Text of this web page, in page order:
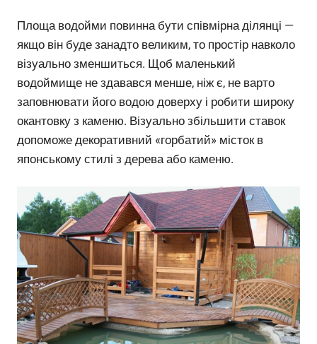
Площа водойми повинна бути співмірна ділянці —
якщо він буде занадто великим, то простір навколо
візуально зменшиться. Щоб маленький
водоймище не здавався менше, ніж є, не варто
заповнювати його водою доверху і робити широку
окантовку з каменю. Візуально збільшити ставок
допоможе декоративний «горбатий» місток в
японському стилі з дерева або каменю.